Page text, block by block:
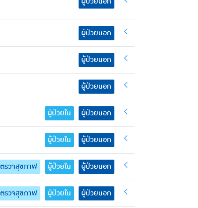
ผู้ป่วยนอก
ผู้ป่วยนอก
ผู้ป่วยนอก
ผู้ป่วยใน ผู้ป่วยนอก
ผู้ป่วยใน ผู้ป่วยนอก
ตรวจสุขภาพ ผู้ป่วยใน ผู้ป่วยนอก
ตรวจสุขภาพ ผู้ป่วยใน ผู้ป่วยนอก